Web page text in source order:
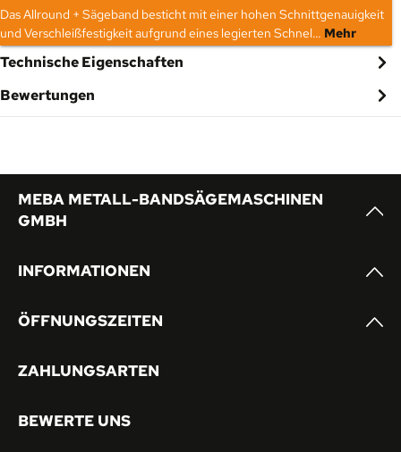
Das Allround + Sägeband besticht mit einer hohen Schnittgenauigkeit
und Verschleißfestigkeit aufgrund eines legierten Schnel… Mehr
Technische Eigenschaften
Bewertungen
MEBA METALL-BANDSÄGEMASCHINEN
GMBH
INFORMATIONEN
ÖFFNUNGSZEITEN
ZAHLUNGSARTEN
BEWERTE UNS